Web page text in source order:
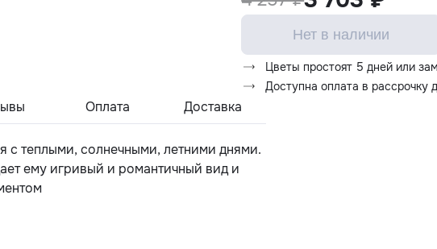
Нет в наличии
Цветы простоят 5 дней или
Доступна оплата в рассрочку
Оплата Доставка
с теплыми, солнечными, летними днями.
ему игривый и романтичный вид и